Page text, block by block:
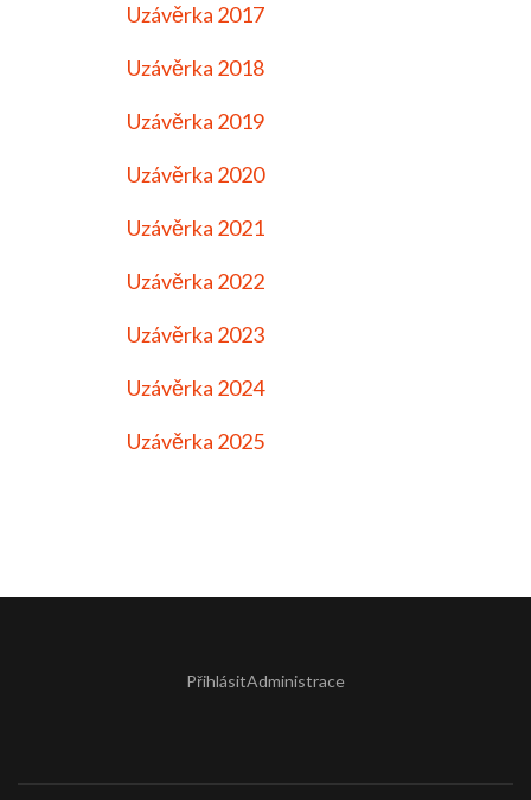
Uzávěrka 2017
Uzávěrka 2018
Uzávěrka 2019
Uzávěrka 2020
Uzávěrka 2021
Uzávěrka 2022
Uzávěrka 2023
Uzávěrka 2024
Uzávěrka 2025
PřihlásitAdministrace